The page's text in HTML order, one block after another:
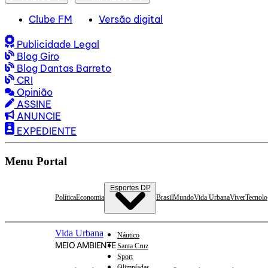
Clube FM Versão digital
Publicidade Legal
Blog Giro
Blog Dantas Barreto
CRI
Opinião
ASSINE
ANUNCIE
EXPEDIENTE
Menu Portal
PolíticaEconomia
Esportes DP
Náutico
Santa Cruz
Sport
BrasilMundoVida UrbanaViver
Vida Urbana
MEIO AMBIENTE